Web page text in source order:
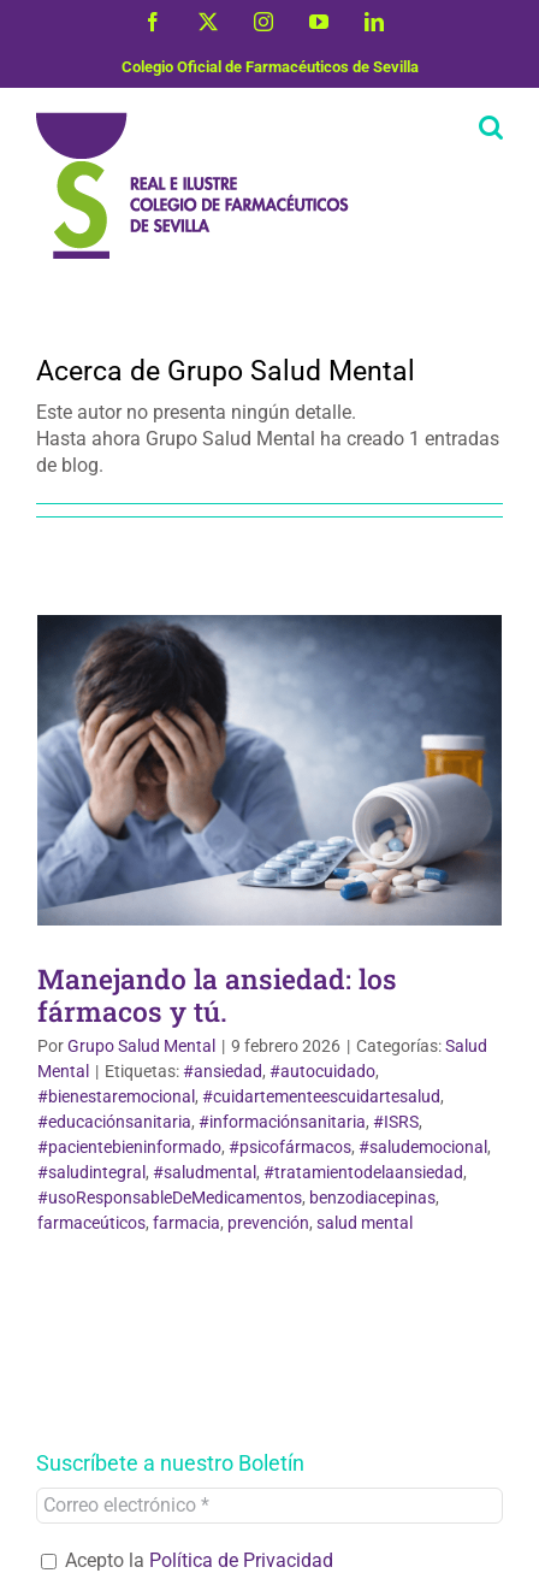
Facebook InstagramYouTubeLinkedIn
Colegio Oficial de Farmacéuticos de Sevilla
Acerca de Grupo Salud Mental
Este autor no presenta ningún detalle.
Hasta ahora Grupo Salud Mental ha creado 1 entradas
de blog.
Manejando la ansiedad: los
fármacos y tú.
PorGrupo Salud Mental | 9 febrero 2026 | Categorías:Salud
Mental
| Etiquetas:#ansiedad, #autocuidado,
#bienestaremocional , #cuidartementeescuidartesalud,
#educaciónsanitaria, #informaciónsanitaria, #ISRS,
#pacientebieninformado, #psicofármacos, #saludemocional ,
#saludintegral , #saludmental , #tratamientodelaansiedad,
#usoResponsableDeMedicamentos, benzodiacepinas,
farmaceúticos, farmacia, prevención, salud mental
Suscríbete a nuestro Boletín
Acepto la Política de Privacidad